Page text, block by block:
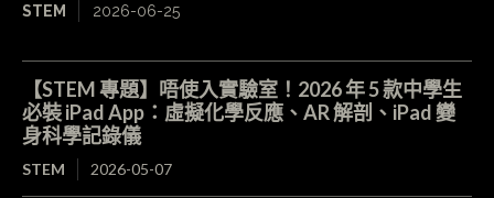
STEM 2026-06-25
【STEM 專題】唔使入實驗室！2026 年 5 款中學生
必裝 iPad App：虛擬化學反應、AR 解剖、iPad 變
身科學記錄儀
STEM 2026-05-07